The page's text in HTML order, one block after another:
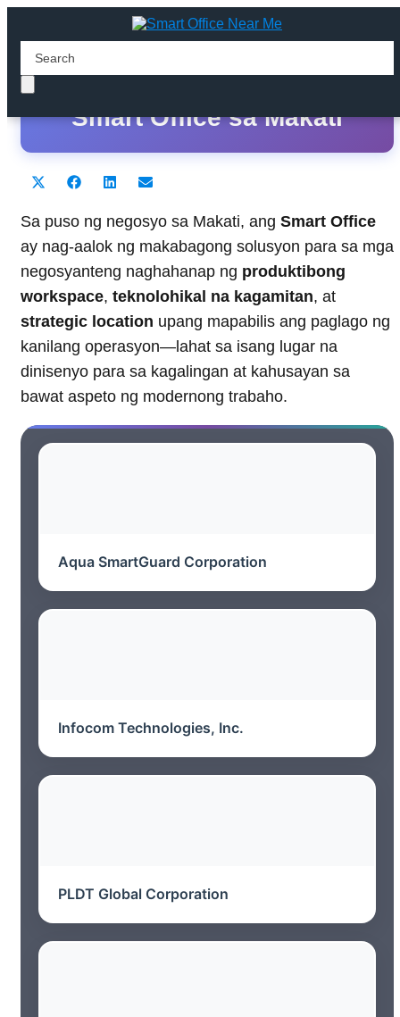
Ang Pinakamagagandang
Smart Office sa Makati
Share
T
w
i
t
e
)
Share
c
e
b
o
k
Share
n
k
e
I
n
Share
a
i
l
Sa puso ng negosyo sa Makati, ang Smart Office
ay nag-aalok ng makabagong solusyon para sa mga
negosyanteng naghahanap ng produktibong
workspace, teknolohikal na kagamitan, at
strategic location upang mapabilis ang paglago ng
kanilang operasyon—lahat sa isang lugar na
dinisenyo para sa kagalingan at kahusayan sa
bawat aspeto ng modernong trabaho.
Aqua SmartGuard Corporation
Infocom Technologies, Inc.
PLDT Global Corporation